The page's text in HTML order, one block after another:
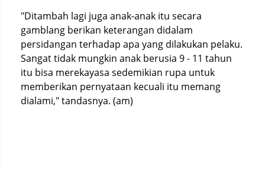
"Ditambah lagi juga anak-anak itu secara
gamblang berikan keterangan didalam
persidangan terhadap apa yang dilakukan pelaku.
Sangat tidak mungkin anak berusia 9 - 11 tahun
itu bisa merekayasa sedemikian rupa untuk
memberikan pernyataan kecuali itu memang
dialami," tandasnya. (am)